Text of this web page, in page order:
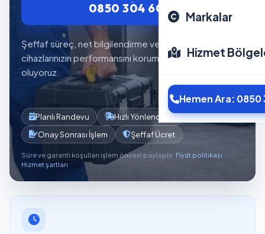
Markalar
Hizmet
Hemen Ara: 0850
Şeffaf süreç, net bilgilendirme ve planlı servis akışıyla
cihazlarınızın performansını korumaya yardımcı
oluyoruz.
0850 304 6012
Planlı Randevu
Hızlı Yönlendirme
Onay Sonrası İşlem
Şeffaf Ücret
Süre ve garanti koşulları işlem öncesi paylaşılır. Fiyat politikası ·
Hizmet şartları